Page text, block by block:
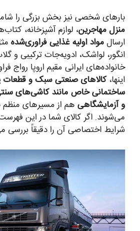
بارهای شخصی نیز بخش بزرگی را
منزل مهاجرین، لوازم آشپزخانه،
ارسالمواد اولیه غذایی فراوری‌شده
انگور، لواشک، ادویه‌جات ترکیبی و
خانواده‌های ایرانی مقیم اروپا رواج
اینها، کالاهای صنعتی سبک و قطعات
ساختمانی خاص مانند کاشی‌های
و آزمایشگاهی هم از مسیرهای منظم
می‌شوند. اگر کالای شما در این
شرایط اختصاصی آن را دقیقاً بررسی